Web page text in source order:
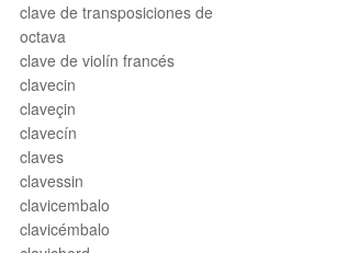
clave de transposiciones de
octava
clave de violín francés
clavecin
claveçin
clavecín
claves
clavessin
clavicembalo
clavicémbalo